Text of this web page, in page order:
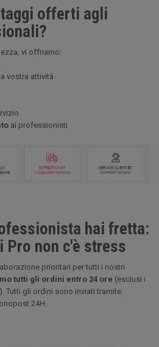
offerti agli
vi offriamo:
la vostra attività
ai professionisti
hai fretta:
non c'è stress
prioritari per tutti i nostri
tutti gli ordini entro 24 ore (esclusi i
Tutti gli ordini sono inviati tramite
24H.